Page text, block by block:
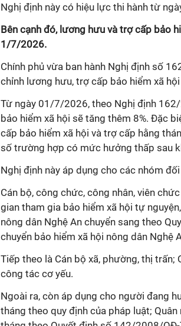
Nghị định này có hiệu lực thi hành từ
Bên cạnh đó, lương hưu và trợ cấp bảo
1/7/2026.
Chính phủ vừa ban hành Nghị định số
chỉnh lương hưu, trợ cấp bảo hiểm xã
Từ ngày 01/7/2026, theo Nghị định
bảo hiểm xã hội sẽ tăng thêm 8%. Đặc
cấp bảo hiểm xã hội và trợ cấp hằng
số trường hợp có mức hưởng thấp sau
Nghị định này áp dụng cho các nhóm
Cán bộ, công chức, công nhân, viên
gian tham gia bảo hiểm xã hội tự
nông dân Nghệ An chuyển sang theo
chuyển bảo hiểm xã hội nông dân Nghệ
Tiếp theo là Cán bộ xã, phường, thị trấn;
công tác cơ yếu.
Ngoài ra, còn áp dụng cho người đang
tháng theo quy định của pháp luật;